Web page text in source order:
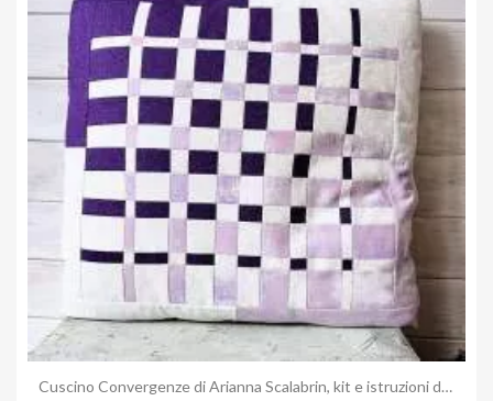
Anteprima Cuscino Convergenze di Arianna Scalabrin, kit e istruzioni del 3 Quilting Days di Milano
Annulla Accedi